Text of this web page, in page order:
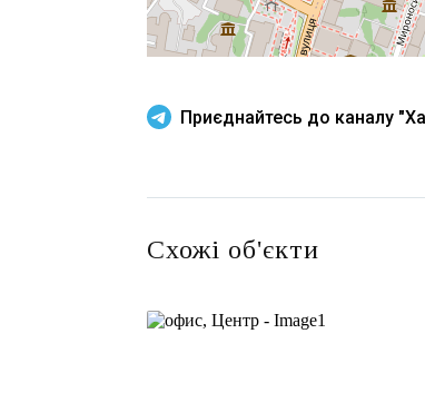
Приєднайтесь до каналу
Схожі об'єкти